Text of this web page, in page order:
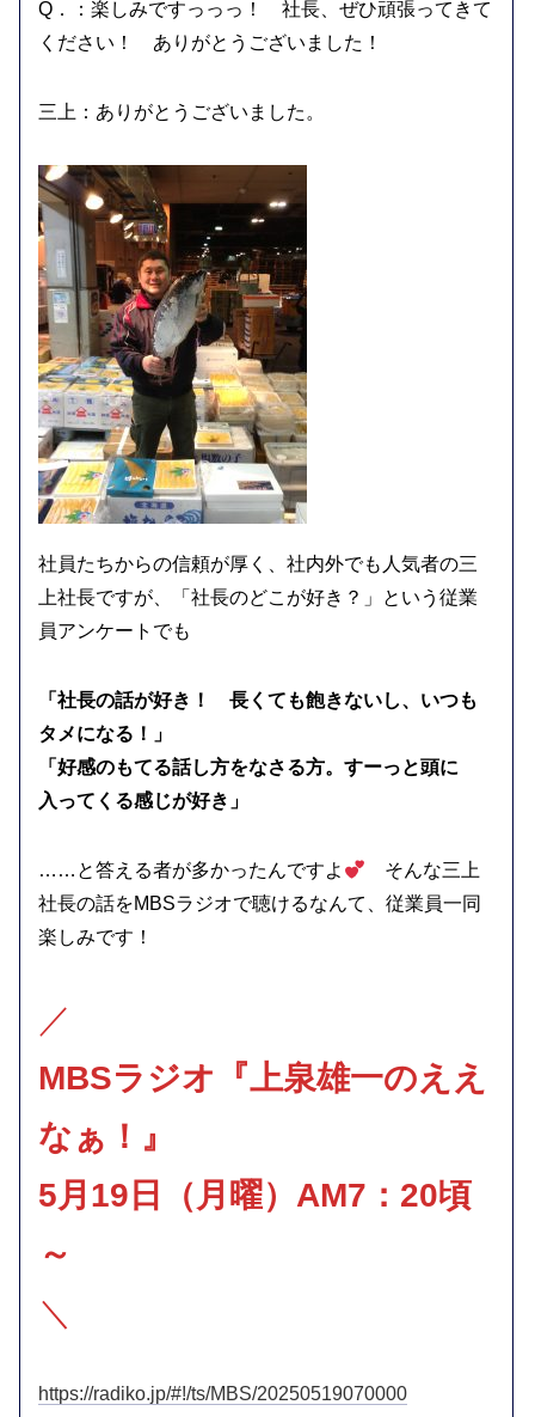
Q．：楽しみですっっっ！ 社長、ぜひ頑張ってきて
ください！ ありがとうございました！
三上：ありがとうございました。
社員たちからの信頼が厚く、社内外でも人気者の三
上社長ですが、「社長のどこが好き？」という従業
員アンケートでも
「社長の話が好き！ 長くても飽きないし、いつも
タメになる！」
「好感のもてる話し方をなさる方。すーっと頭に
入ってくる感じが好き」
……と答える者が多かったんですよ
そんな三上
社長の話をMBSラジオで聴けるなんて、従業員一同
楽しみです！
／
MBSラジオ『上泉雄一のええ
なぁ！』
5月19日（月曜）AM7：20頃
～
＼
https://radiko.jp/#!/ts/MBS/20250519070000